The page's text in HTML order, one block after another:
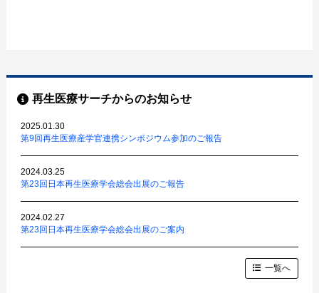
再生医療サーチからのお知らせ
2025.01.30
第9回再生医療産学官連携シンポジウム参加のご報告
2024.03.25
第23回日本再生医療学会総会出展のご報告
2024.02.27
第23回日本再生医療学会総会出展のご案内
一覧へ